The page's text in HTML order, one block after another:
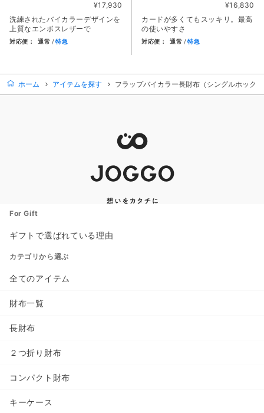
¥17,930
洗練されたバイカラーデザインを
上質なエンボスレザーで
対応便： 通常 特急
¥16,830
カードが多くてもスッキリ。最高
の使いやすさ
対応便： 通常 特急
ホーム アイテムを探す フラップバイカラー長財布（シングルホック）
For Gift
ギフトで選ばれている理由
カテゴリから選ぶ
全てのアイテム
財布一覧
長財布
２つ折り財布
コンパクト財布
キーケース